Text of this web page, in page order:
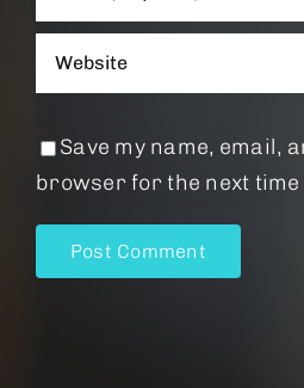
Save my name, email,
browser for the next time